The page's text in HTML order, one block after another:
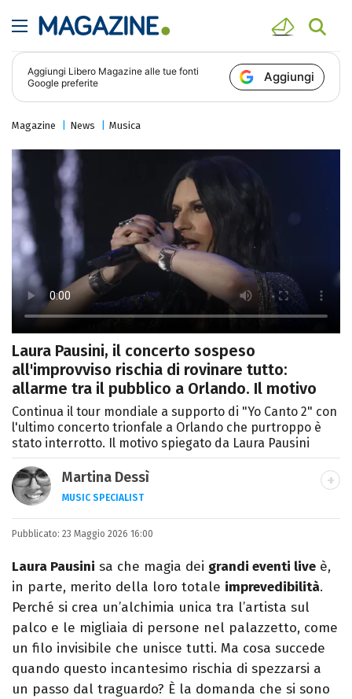
Aggiungi Libero Magazine alle tue fonti
Google preferite
Aggiungi
Magazine News Musica
Laura Pausini, il concerto sospeso
all'improvviso rischia di rovinare tutto:
allarme tra il pubblico a Orlando. Il motivo
Continua il tour mondiale a supporto di "Yo Canto 2" con
l'ultimo concerto trionfale a Orlando che purtroppo è
stato interrotto. Il motivo spiegato da Laura Pausini
Martina Dessì
MUSIC SPECIALIST
Ascolto, scrivo, a volte recensisco, smonto
classifiche: la musica è il mio primo amore.
Pubblicato: 23 Maggio 2026 16:00
Laura Pausini sa che magia dei grandi eventi live è,
in parte, merito della loro totale imprevedibilità.
Perché si crea un’alchimia unica tra l’artista sul
palco e le migliaia di persone nel palazzetto, come
un filo invisibile che unisce tutti. Ma cosa succede
quando questo incantesimo rischia di spezzarsi a
un passo dal traguardo? È la domanda che si sono